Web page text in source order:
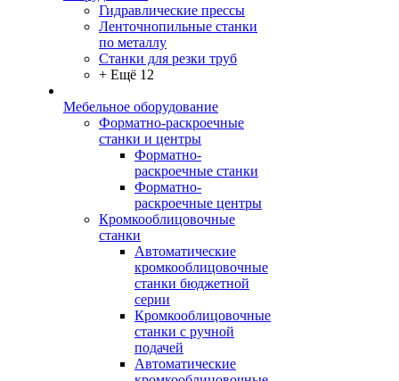
Гидравлические прессы
Ленточнопильные станки
по металлу
Станки для резки труб
+ Ещё 12
Мебельное оборудование
Форматно-раскроечные
станки и центры
Форматно-
раскроечные станки
Форматно-
раскроечные центры
Кромкооблицовочные
станки
Автоматические
кромкооблицовочные
станки бюджетной
серии
Кромкооблицовочные
станки с ручной
подачей
Автоматические